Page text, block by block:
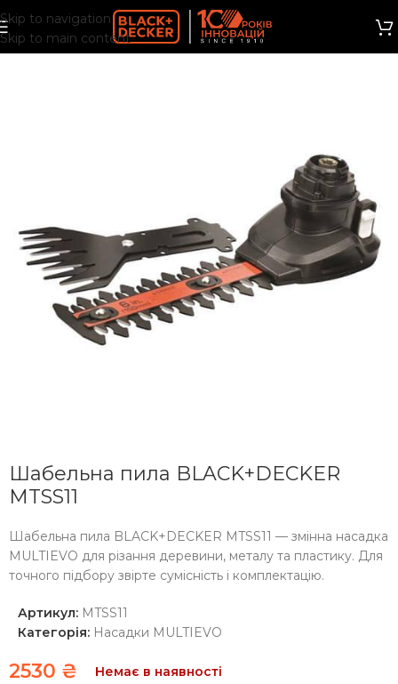
Skip to navigation
Skip to main content
Шабельна пила BLACK+DECKER
MTSS11
Шабельна пила BLACK+DECKER MTSS11 — змінна насадка
MULTIEVO для різання деревини, металу та пластику. Для
точного підбору звірте сумісність і комплектацію.
Артикул: MTSS11
Категорія: Насадки MULTIEVO
2530 ₴ Немає в наявності